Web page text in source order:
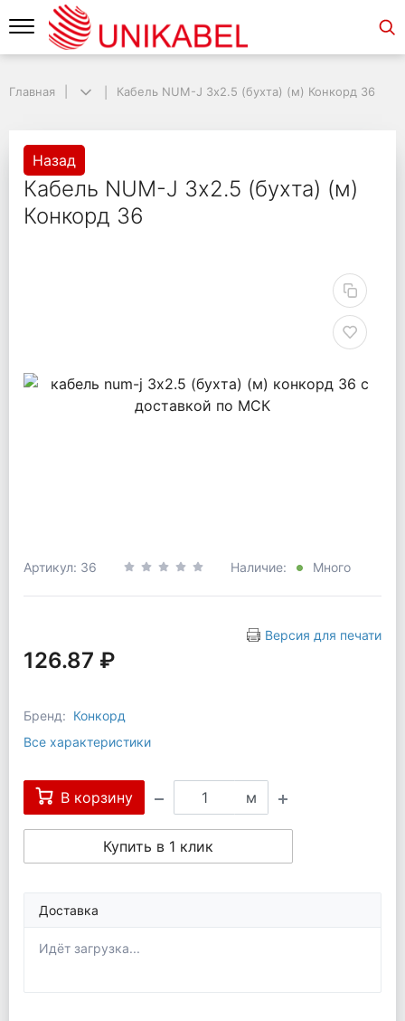
Главная Кабель NUM-J 3х2.5 (бухта) (м) Конкорд 36
Назад
Кабель NUM-J 3х2.5 (бухта) (м)
Конкорд 36
Артикул: 36 Наличие: Много
Версия для печати
126.87 ₽
Бренд: Конкорд
Все характеристики
В корзину м
Купить в 1 клик
Доставка
Идёт загрузка...